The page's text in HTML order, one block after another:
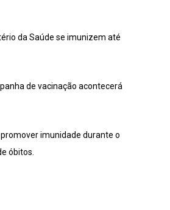
da Saúde se imunizem até
de vacinação acontecerá
imunidade durante o
óbitos.